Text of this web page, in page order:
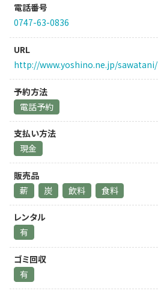
電話番号
0747-63-0836
URL
http://www.yoshino.ne.jp/sawatani/
予約方法
電話予約
支払い方法
現金
販売品
薪
炭 飲料 食料
レンタル
有
ゴミ回収
有